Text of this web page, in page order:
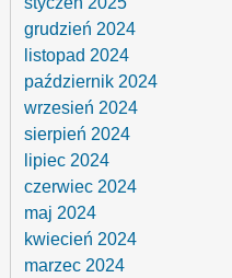
grudzień 2024
listopad 2024
październik 2024
wrzesień 2024
sierpień 2024
lipiec 2024
czerwiec 2024
maj 2024
kwiecień 2024
marzec 2024